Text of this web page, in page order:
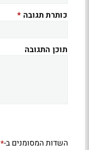
כותרת תגובה *
תוכן התגובה
השדות המסומנים ב-*